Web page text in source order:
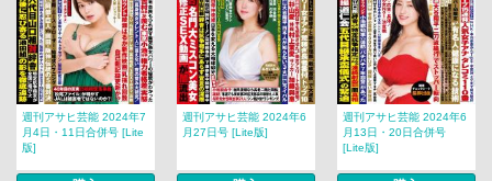
週刊アサヒ芸能 2024年7
月4日・11日合併号 [Lite
版]
週刊アサヒ芸能 2024年6
月27日号 [Lite版]
週刊アサヒ芸能 2024年6
月13日・20日合併号
[Lite版]